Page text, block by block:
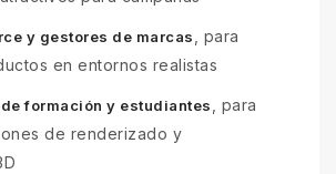
y gestores de marcas
, para
en entornos realistas
formación y estudiantes
, para
de renderizado y